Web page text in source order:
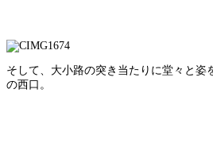
そして、大小路の突き当たりに堂々と姿
の西口。